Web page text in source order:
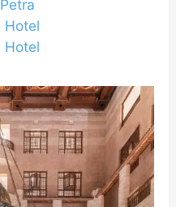
Hotel
Hotel